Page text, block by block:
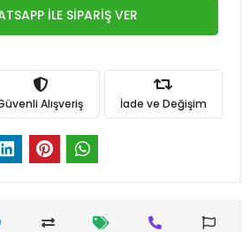
İLE SİPARİŞ VER
Alışveriş İade ve Değişim